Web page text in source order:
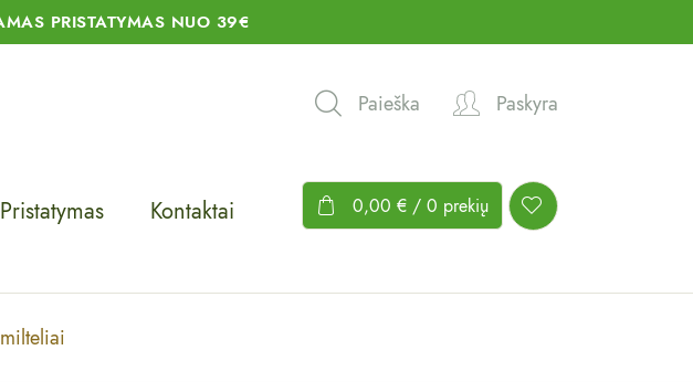
PRISTATYMAS NUO 39€
Paieška Paskyra
Pristatymas Kontaktai 0,00 € / 0 prekių